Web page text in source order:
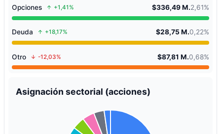
Opciones +1,41% $336,49 M.2,61%
Deuda +18,17% $28,75 M.0,22%
Otro -12,03% $87,81 M.0,68%
Asignación sectorial (acciones)